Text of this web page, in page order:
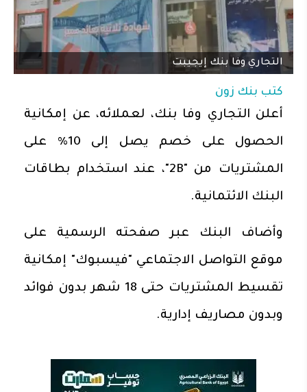
التجاري وفا بنك إيجيبت
كتب بنك زون
أعلن التجاري وفا بنك، لعملائه، عن إمكانية
الحصول على خصم يصل إلى 10% على
المشتريات من "2B"، عند استخدام بطاقات
البنك الائتمانية.
وأضاف البنك عبر صفحته الرسمية على
موقع التواصل الاجتماعي "فيسبوك" إمكانية
تقسيط المشتريات حتى 18 شهر بدون فوائد
وبدون مصاريف إدارية.